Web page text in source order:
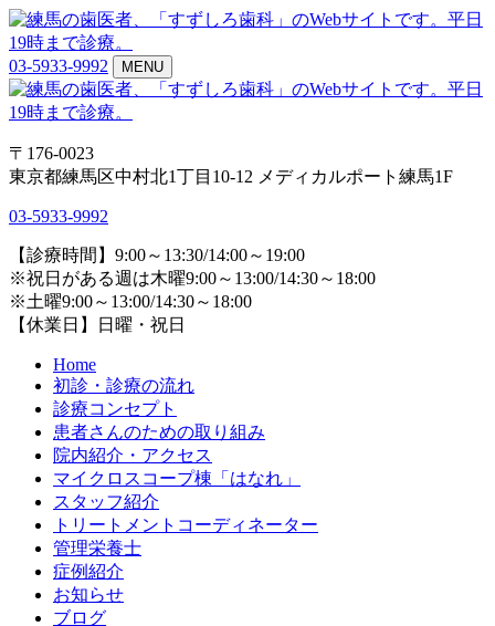
03-5933-9992 MENU
〒176-0023
東京都練馬区中村北1丁目10-12 メディカルポート練馬1F
03-5933-9992
【診療時間】9:00～13:30/14:00～19:00
※祝日がある週は木曜9:00～13:00/14:30～18:00
※土曜9:00～13:00/14:30～18:00
【休業日】日曜・祝日
Home
初診・診療の流れ
診療コンセプト
患者さんのための取り組み
院内紹介・アクセス
マイクロスコープ棟「はなれ」
スタッフ紹介
トリートメントコーディネーター
管理栄養士
症例紹介
お知らせ
ブログ